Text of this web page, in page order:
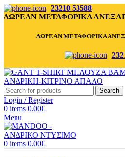
23210 53588
ΔΩΡΕΑΝ ΜΕΤΑΦΟΡΙΚΑ
ΔΩΡΕΑΝ ΜΕΤΑΦΟΡΙΚΑ
Search
Login / Register
0 items 0.00€
Menu
0 items 0.00€